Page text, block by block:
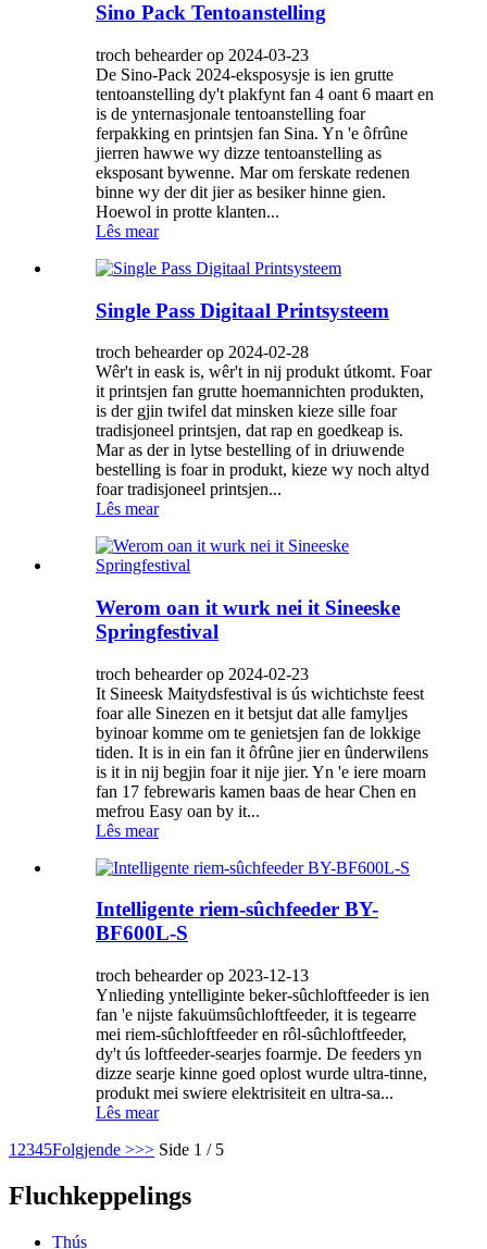
Sino Pack Tentoanstelling
troch behearder op 2024-03-23
De Sino-Pack 2024-eksposysje is ien grutte
tentoanstelling dy't plakfynt fan 4 oant 6 maart en
is de ynternasjonale tentoanstelling foar
ferpakking en printsjen fan Sina. Yn 'e ôfrûne
jierren hawwe wy dizze tentoanstelling as
eksposant bywenne. Mar om ferskate redenen
binne wy ​​der dit jier as besiker hinne gien.
Hoewol in protte klanten...
Lês mear
Single Pass Digitaal Printsysteem
troch behearder op 2024-02-28
Wêr't in eask is, wêr't in nij produkt útkomt. Foar
it printsjen fan grutte hoemannichten produkten,
is der gjin twifel dat minsken kieze sille foar
tradisjoneel printsjen, dat rap en goedkeap is.
Mar as der in lytse bestelling of in driuwende
bestelling is foar in produkt, kieze wy noch altyd
foar tradisjoneel printsjen...
Lês mear
Werom oan it wurk nei it Sineeske
Springfestival
troch behearder op 2024-02-23
It Sineesk Maitydsfestival is ús wichtichste feest
foar alle Sinezen en it betsjut dat alle famyljes
byinoar komme om te genietsjen fan de lokkige
tiden. It is in ein fan it ôfrûne jier en ûnderwilens
is it in nij begjin foar it nije jier. Yn 'e iere moarn
fan 17 febrewaris kamen baas de hear Chen en
mefrou Easy oan by it...
Lês mear
Intelligente riem-sûchfeeder BY-
BF600L-S
troch behearder op 2023-12-13
Ynlieding yntelliginte beker-sûchloftfeeder is ien
fan 'e nijste fakuümsûchloftfeeder, it is tegearre
mei riem-sûchloftfeeder en rôl-sûchloftfeeder,
dy't ús loftfeeder-searjes foarmje. De feeders yn
dizze searje kinne goed oplost wurde ultra-tinne,
produkt mei swiere elektrisiteit en ultra-sa...
Lês mear
1 2345Folgjende >>> Side 1 / 5
Fluchkeppelings
Thús